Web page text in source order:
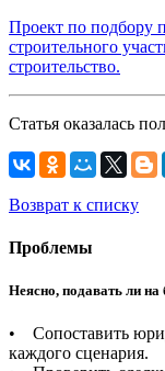
Проект по подбору
строительного
строительство.
Статья оказалась
Возврат к списку
Проблемы
Неясно, подавать ли на
• Сопоставить
каждого сценария.